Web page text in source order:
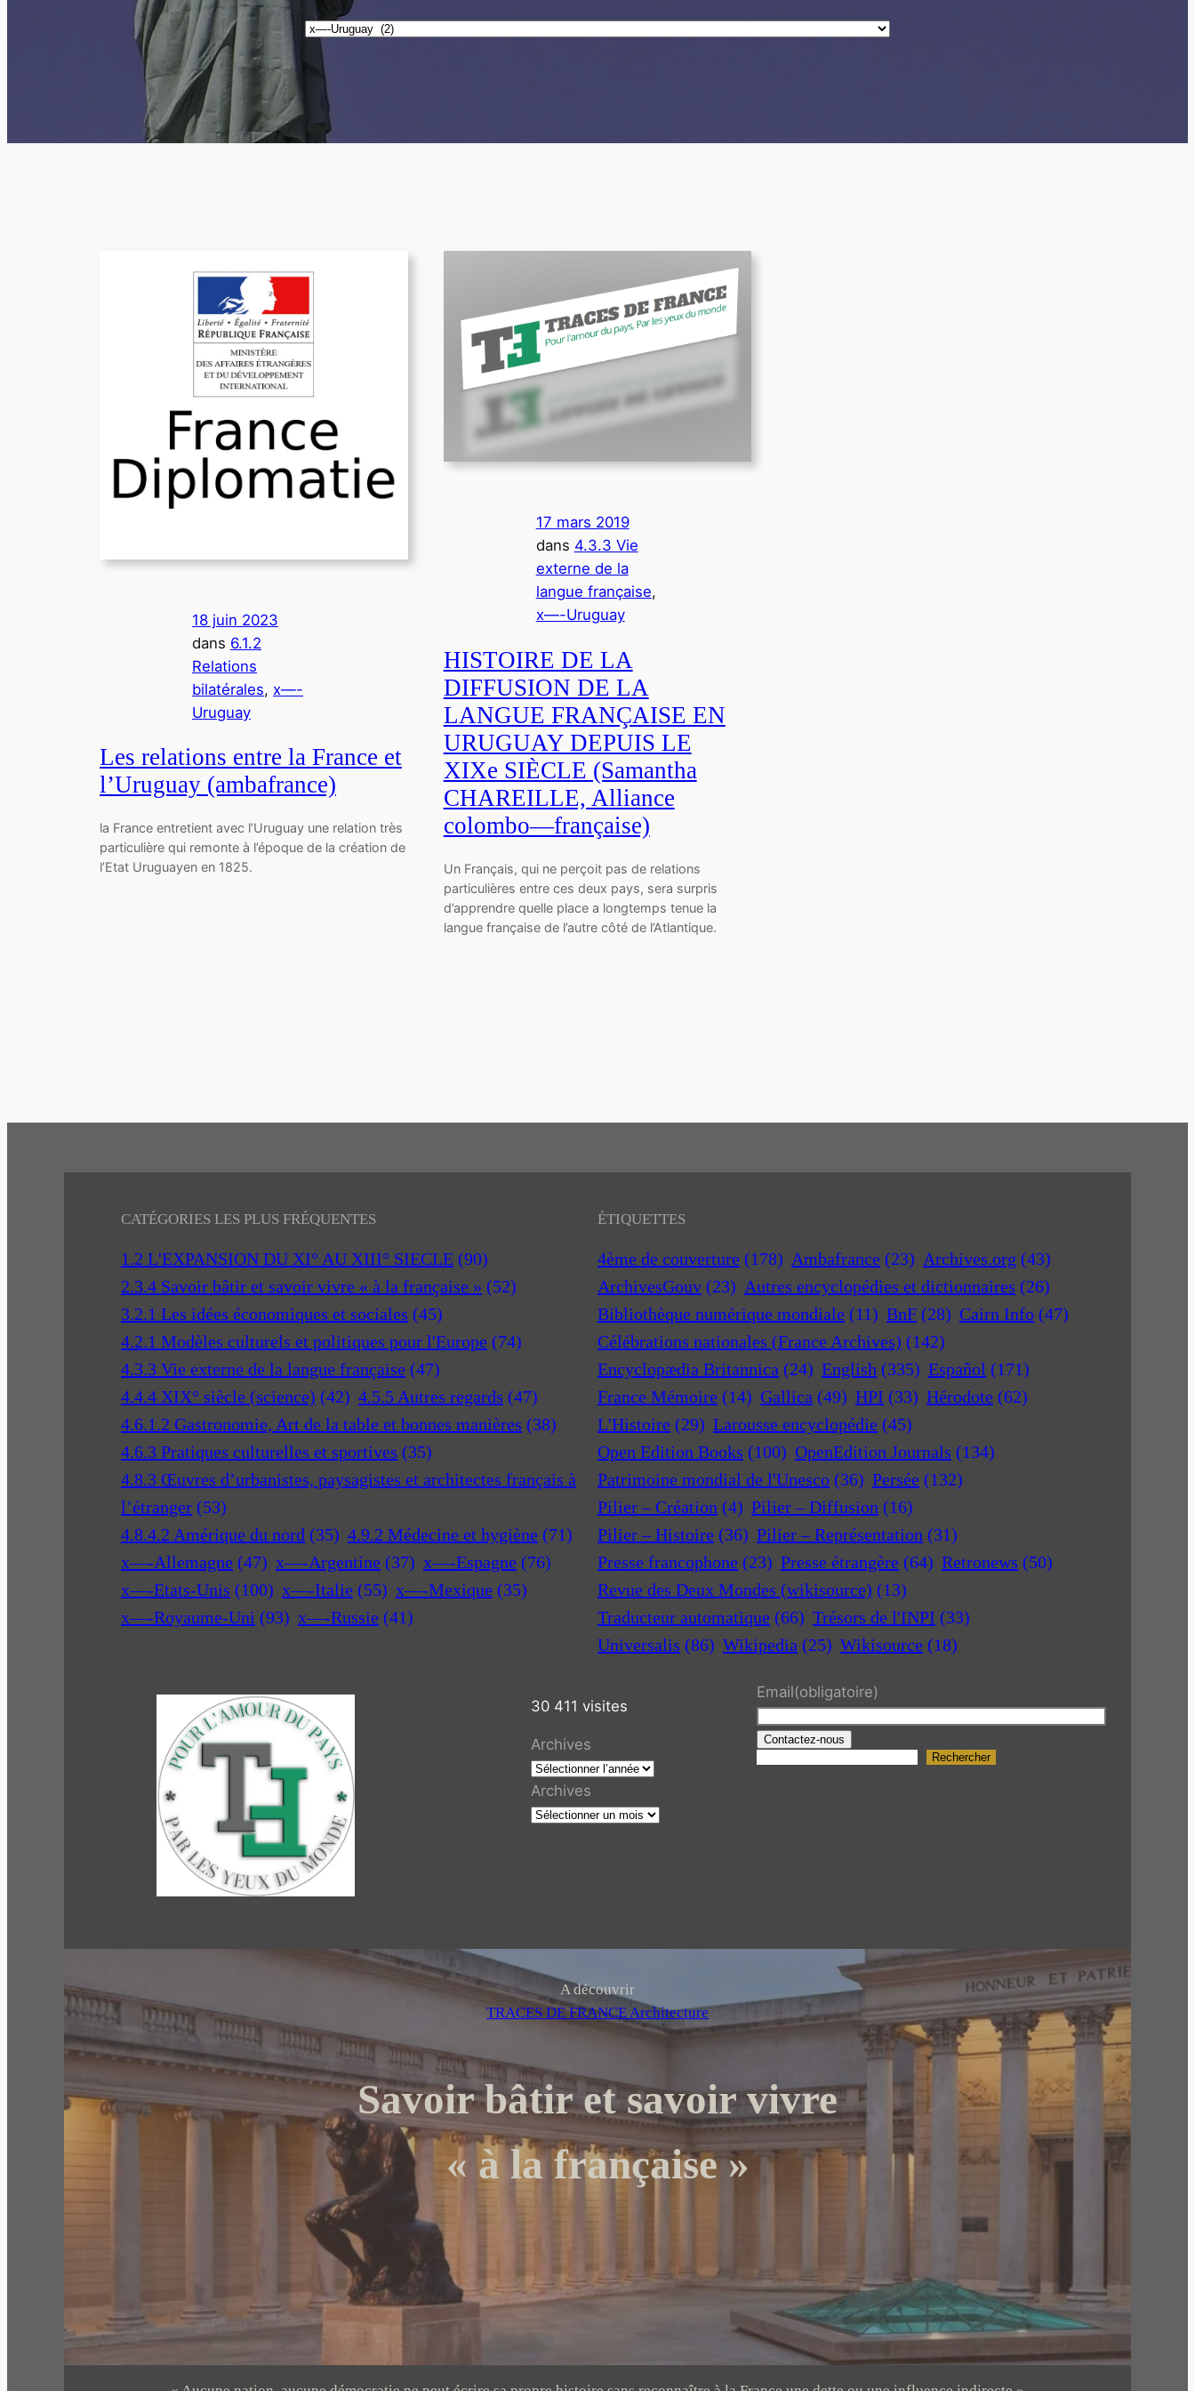
Catégories
18 juin 2023
dans 6.1.2
Relations
bilatérales, x—-
Uruguay
Les relations entre la France et
l’Uruguay (ambafrance)
la France entretient avec l’Uruguay une relation très
particulière qui remonte à l’époque de la création de
l’Etat Uruguayen en 1825.
17 mars 2019
dans 4.3.3 Vie
externe de la
langue française
x—-Uruguay
HISTOIRE DE LA
DIFFUSION DE LA
LANGUE FRANÇAISE EN
URUGUAY DEPUIS LE
XIXe SIÈCLE (Samantha
CHAREILLE, Alliance
colombo—française)
Un Français, qui ne perçoit pas de relations
particulières entre ces deux pays, sera surpris
d’apprendre quelle place a longtemps tenue la
langue française de l’autre côté de l’Atlantique.
CATÉGORIES LES PLUS FRÉQUENTES
1.2 L'EXPANSION DU XI° AU XIII° SIECLE (90)
2.3.4 Savoir bâtir et savoir vivre « à la française » (52)
3.2.1 Les idées économiques et sociales (45)
4.2.1 Modèles culturels et politiques pour l'Europe (74)
4.3.3 Vie externe de la langue française (47)
4.4.4 XIX° siècle (science) (42) 4.5.5 Autres regards (47)
4.6.1.2 Gastronomie, Art de la table et bonnes manières (38)
4.6.3 Pratiques culturelles et sportives (35)
4.8.3 Œuvres d’urbanistes, paysagistes et architectes français à
l’étranger (53)
4.8.4.2 Amérique du nord (35) 4.9.2 Médecine et hygiène (71)
x—-Allemagne (47) x—-Argentine (37) x—-Espagne (76)
x—-Etats-Unis (100) x—-Italie (55) x—-Mexique (35)
x—-Royaume-Uni (93) x—-Russie (41)
ÉTIQUETTES
4ème de couverture (178) Ambafrance (23) Archives.org (43)
ArchivesGouv (23) Autres encyclopédies et dictionnaires (26)
Bibliothèque numérique mondiale (11) BnF (28) Cairn Info (47)
Célébrations nationales (France Archives) (142)
Encyclopædia Britannica (24) English (335) Español (171)
France Mémoire (14) Gallica (49) HPI (33) Hérodote (62)
L'Histoire (29) Larousse encyclopédie (45)
Open Edition Books (100) OpenEdition Journals (134)
Patrimoine mondial de l'Unesco (36) Persée (132)
Pilier – Création (4) Pilier – Diffusion (16)
Pilier – Histoire (36) Pilier – Représentation (31)
Presse francophone (23) Presse étrangère (64) Retronews (50)
Revue des Deux Mondes (wikisource) (13)
Traducteur automatique (66) Trésors de l'INPI (33)
Universalis (86) Wikipedia (25) Wikisource (18)
30 411 visites
Archives
Archives
Email(obligatoire)
Contactez-nous
e
Rechercher
A découvrir
TRACES DE FRANCE Architecture
Savoir bâtir et savoir vivre
« à la française »